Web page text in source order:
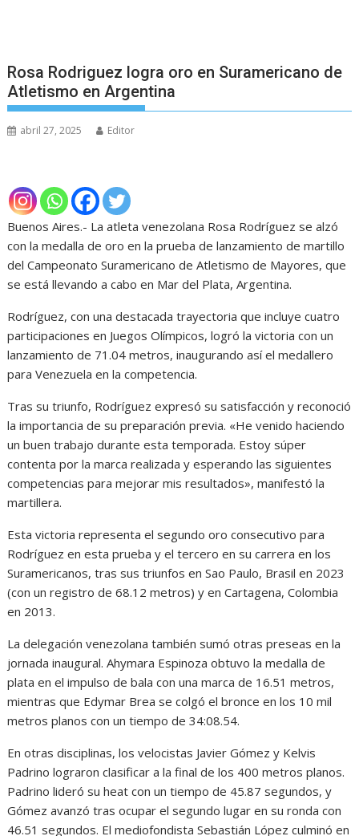
Rosa Rodriguez logra oro en Suramericano de
Atletismo en Argentina
abril 27, 2025 Editor
Buenos Aires.- La atleta venezolana Rosa Rodríguez se alzó
con la medalla de oro en la prueba de lanzamiento de martillo
del Campeonato Suramericano de Atletismo de Mayores, que
se está llevando a cabo en Mar del Plata, Argentina.
Rodríguez, con una destacada trayectoria que incluye cuatro
participaciones en Juegos Olímpicos, logró la victoria con un
lanzamiento de 71.04 metros, inaugurando así el medallero
para Venezuela en la competencia.
Tras su triunfo, Rodríguez expresó su satisfacción y reconoció
la importancia de su preparación previa. «He venido haciendo
un buen trabajo durante esta temporada. Estoy súper
contenta por la marca realizada y esperando las siguientes
competencias para mejorar mis resultados», manifestó la
martillera.
Esta victoria representa el segundo oro consecutivo para
Rodríguez en esta prueba y el tercero en su carrera en los
Suramericanos, tras sus triunfos en Sao Paulo, Brasil en 2023
(con un registro de 68.12 metros) y en Cartagena, Colombia
en 2013.
La delegación venezolana también sumó otras preseas en la
jornada inaugural. Ahymara Espinoza obtuvo la medalla de
plata en el impulso de bala con una marca de 16.51 metros,
mientras que Edymar Brea se colgó el bronce en los 10 mil
metros planos con un tiempo de 34:08.54.
En otras disciplinas, los velocistas Javier Gómez y Kelvis
Padrino lograron clasificar a la final de los 400 metros planos.
Padrino lideró su heat con un tiempo de 45.87 segundos, y
Gómez avanzó tras ocupar el segundo lugar en su ronda con
46.51 segundos. El mediofondista Sebastián López culminó en